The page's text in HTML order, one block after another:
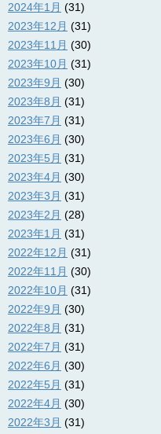
2024年1月 (31)
2023年12月 (31)
2023年11月 (30)
2023年10月 (31)
2023年9月 (30)
2023年8月 (31)
2023年7月 (31)
2023年6月 (30)
2023年5月 (31)
2023年4月 (30)
2023年3月 (31)
2023年2月 (28)
2023年1月 (31)
2022年12月 (31)
2022年11月 (30)
2022年10月 (31)
2022年9月 (30)
2022年8月 (31)
2022年7月 (31)
2022年6月 (30)
2022年5月 (31)
2022年4月 (30)
2022年3月 (31)